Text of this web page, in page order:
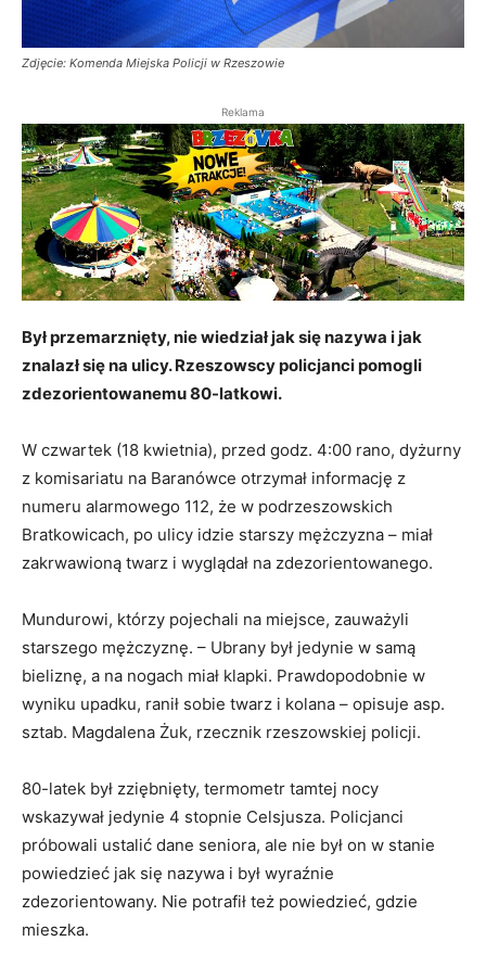
Zdjęcie: Komenda Miejska Policji w Rzeszowie
Reklama
Był przemarznięty, nie wiedział jak się nazywa i jak
znalazł się na ulicy. Rzeszowscy policjanci pomogli
zdezorientowanemu 80-latkowi.
W czwartek (18 kwietnia), przed godz. 4:00 rano, dyżurny
z komisariatu na Baranówce otrzymał informację z
numeru alarmowego 112, że w podrzeszowskich
Bratkowicach, po ulicy idzie starszy mężczyzna – miał
zakrwawioną twarz i wyglądał na zdezorientowanego.
Mundurowi, którzy pojechali na miejsce, zauważyli
starszego mężczyznę. – Ubrany był jedynie w samą
bieliznę, a na nogach miał klapki. Prawdopodobnie w
wyniku upadku, ranił sobie twarz i kolana – opisuje asp.
sztab. Magdalena Żuk, rzecznik rzeszowskiej policji.
80-latek był zziębnięty, termometr tamtej nocy
wskazywał jedynie 4 stopnie Celsjusza. Policjanci
próbowali ustalić dane seniora, ale nie był on w stanie
powiedzieć jak się nazywa i był wyraźnie
zdezorientowany. Nie potrafił też powiedzieć, gdzie
mieszka.